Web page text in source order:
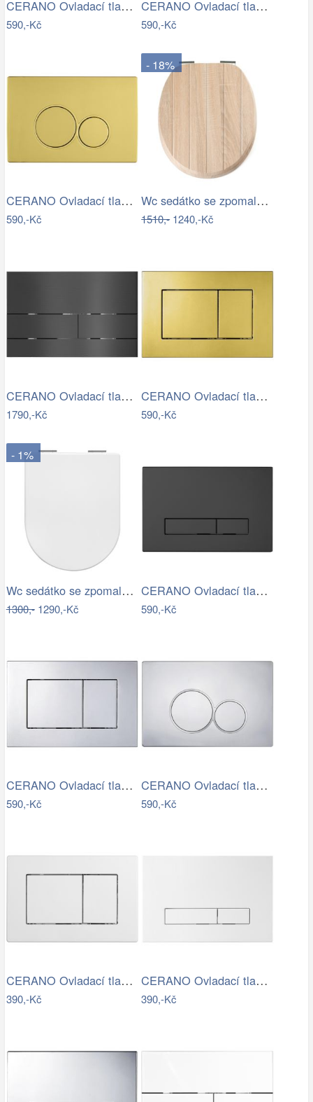
CERANO Ovladací tlačítko WC modulů Lite…
590,-Kč
CERANO Ovladací tlačítko WC modulů Lite…
590,-Kč
CERANO Ovladací tlačítko WC modulů Lite…
590,-Kč
- 18%
Wc sedátko se zpomalovacím mechanismem…
1510,-1240,-Kč
CERANO Ovladací tlačítko WC modulů Lite…
1790,-Kč
CERANO Ovladací tlačítko WC modulů Lite…
590,-Kč
- 1%
Wc sedátko se zpomalovacím mechanismem…
1300,-1290,-Kč
CERANO Ovladací tlačítko WC modulů Lite…
590,-Kč
CERANO Ovladací tlačítko WC modulů Lite…
590,-Kč
CERANO Ovladací tlačítko WC modulů Lite…
590,-Kč
CERANO Ovladací tlačítko WC modulů Lite…
390,-Kč
CERANO Ovladací tlačítko WC modulů Lite…
390,-Kč